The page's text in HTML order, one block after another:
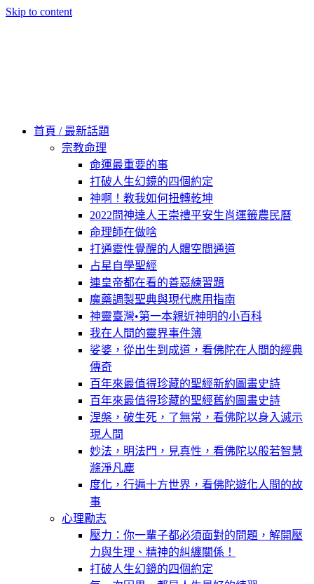
Skip to content
首頁 / 最新話題
宗教命理
命運最重要的事
打破人生幻鏡的四個約定
神啊！教我如何扭轉乾坤
2022問神達人王崇禮平安生肖運籤農民曆
命理師在做啥
打通靈性覺醒的人體空間通道
占星自學聖經
連皇帝都在看的善惡練習題
魔藥調製聖典與現代應用指南
神靈臺灣•第一本親近神明的小百科
我在人間的靈界事件簿
娑婆，從出生到成道，看佛陀在人間的經典
傳奇
百年來最值得珍藏的聖經新約圖畫史詩
百年來最值得珍藏的聖經舊約圖畫史詩
涅槃，破生死，了無常，看佛陀以身入滅示
現人間
妙法，明法門，見真性，看佛陀以般若智慧
滌淨凡塵
度化，行遍十方世界，看佛陀遊化人間的故
事
心理勵志
壓力：你一輩子都必須面對的問題，解開壓
力與生理、精神的糾纏關係！
打破人生幻鏡的四個約定